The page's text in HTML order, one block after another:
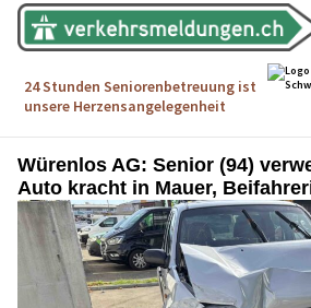
Würenlos AG: Senior (94)
Auto kracht in Mauer,